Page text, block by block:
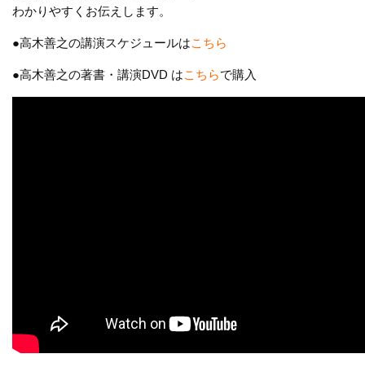
わかりやすくお伝えします。
●高木善之の講演スケジュールはこちら
●高木善之の著書・講演DVD はこちらで購入